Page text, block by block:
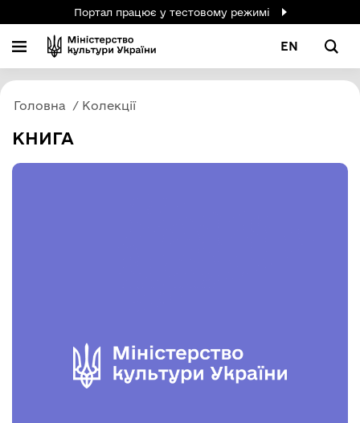
Портал працює у тестовому режимі
EN
Головна Колекції
КНИГА